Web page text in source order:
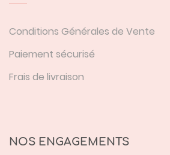
Conditions Générales de Vente
Paiement sécurisé
Frais de livraison
NOS ENGAGEMENTS